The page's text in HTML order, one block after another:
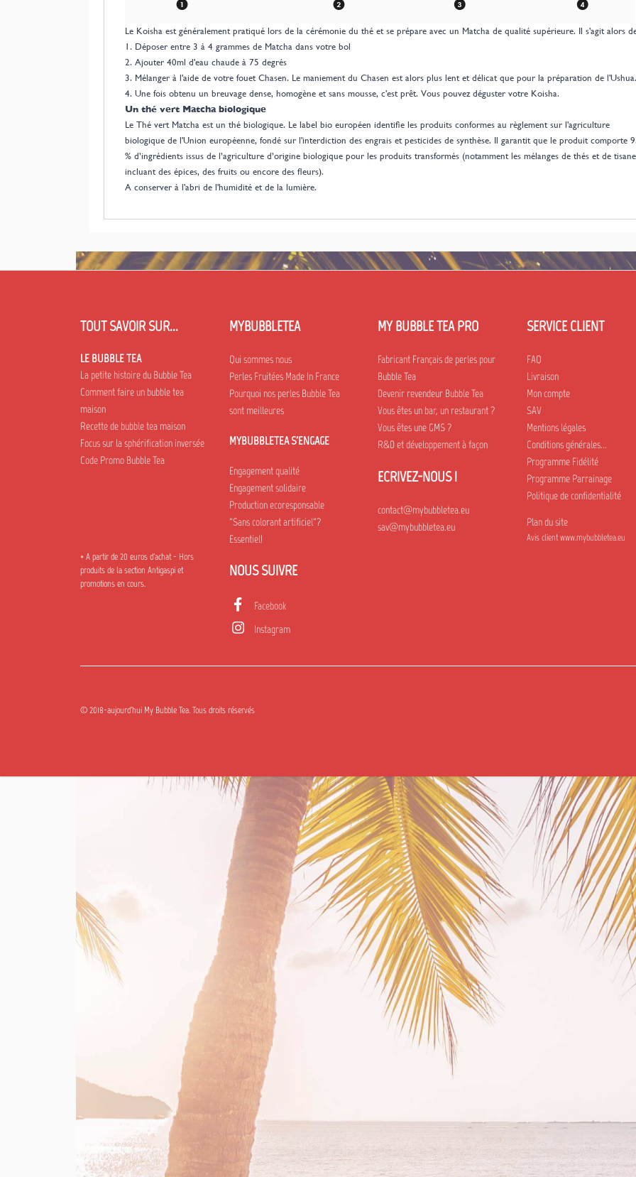
Le Koisha est généralement pratiqué lors de la cérémonie du thé et se prépare avec un Matcha de qualité supérieure. Il s'agit alors
1. Déposer entre 3 à 4 grammes de Matcha dans votre bol
2. Ajouter 40ml d'eau chaude à 75 degrés
3. Mélanger à l'aide de votre fouet Chasen. Le maniement du Chasen est alors plus lent et délicat que pour la préparation de l'Ushua.
4. Une fois obtenu un breuvage dense, homogène et sans mousse, c'est prêt. Vous pouvez déguster votre Koisha.
Un thé vert Matcha biologique
Le Thé vert Matcha est un thé biologique. Le label bio européen identifie les produits conformes au règlement sur l'agriculture
biologique de l'Union européenne, fondé sur l'interdiction des engrais et pesticides de synthèse. Il garantit que le produit comporte
% d’ingrédients issus de l’agriculture d’origine biologique pour les produits transformés (notamment les mélanges de thés et de
incluant des épices, des fruits ou encore des fleurs).
A conserver à l'abri de l'humidité et de la lumière.
TOUT SAVOIR SUR...
LE BUBBLE TEA
La petite histoire du Bubble Tea
Comment faire un bubble tea
maison
Recette de bubble tea maison
Focus sur la sphérification inversée
Code Promo Bubble Tea
* A partir de 20 euros d'achat - Hors
produits de la section Antigaspi et
promotions en cours.
MYBUBBLETEA
Qui sommes nous
Perles Fruitées Made In France
Pourquoi nos perles Bubble Tea
sont meilleures
MYBUBBLETEA S'ENGAGE
Engagement qualité
Engagement solidaire
Production ecoresponsable
"Sans colorant artificiel"?
Essentiel!
NOUS SUIVRE
Facebook
Instagram
MY BUBBLE TEA PRO
Fabricant Français de perles pour
Bubble Tea
Devenir revendeur Bubble Tea
Vous êtes un bar, un restaurant ?
Vous êtes une GMS ?
R&D et développement à façon
ECRIVEZ-NOUS !
contact@mybubbletea.eu
sav@mybubbletea.eu
SERVICE CLIENT
FAQ
Livraison
Mon compte
SAV
Mentions légales
Conditions générales...
Programme Fidélité
Programme Parrainage
Politique de confidentialité
Plan du site
Avis client www.mybubbletea.eu
© 2018-aujourd'hui My Bubble Tea. Tous droits réservés